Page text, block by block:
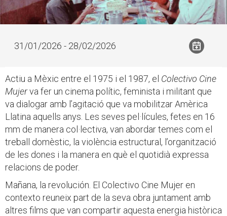
31/01/2026 - 28/02/2026
Actiu a Mèxic entre el 1975 i el 1987, el Colectivo Cine
Mujerva fer un cinema polític, feminista i militant que
va dialogar amb l’agitació que va mobilitzar Amèrica
Llatina aquells anys. Les seves pel·lícules, fetes en 16
mm de manera col·lectiva, van abordar temes com el
treball domèstic, la violència estructural, l’organització
de les dones i la manera en què el quotidià expressa
relacions de poder.
Mañana, la revolución. El Colectivo Cine Mujer en
contexto reuneix part de la seva obra juntament amb
altres films que van compartir aquesta energia històrica